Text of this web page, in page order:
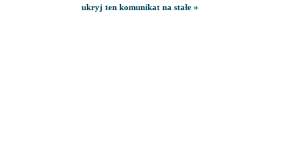
ukryj ten komunikat na stałe »